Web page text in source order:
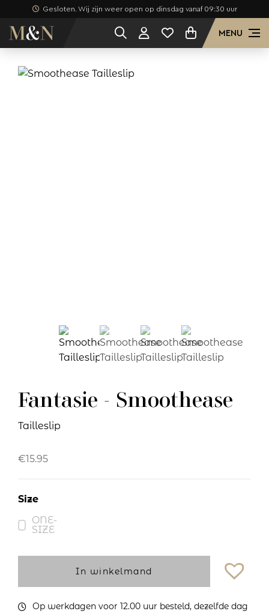
Gesloten. Wij zijn weer open op dinsdag vanaf 09:30 uur
MENU
Fantasie - Smoothease
Tailleslip
€15.95
Size
ONE-
SIZE
In winkelmand
Op werkdagen voor 12.00 uur besteld, dezelfde dag